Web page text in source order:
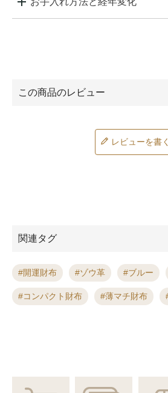
レビューを書く
関連タグ
開運財布 ゾウ革 ブルー
コンパクト財布 薄マチ財布